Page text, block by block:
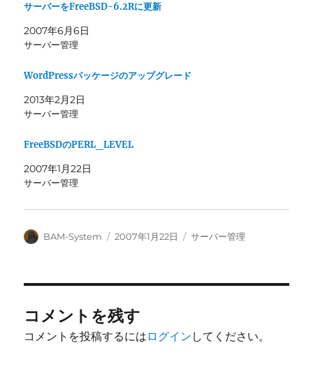
サーバーをFreeBSD-6.2Rに更新
2007年6月6日
サーバー管理
WordPressパッケージのアップグレード
2013年2月2日
サーバー管理
FreeBSDのPERL_LEVEL
2007年1月22日
サーバー管理
投
BAM-System
投
2007年1月22日
カ
サーバー管理
コメントを残す
コメントを投稿するには ログイン してください。